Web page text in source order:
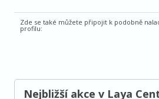
Zde se také můžete připojit k podobně
profilu:
Nejbližší akce v Laya